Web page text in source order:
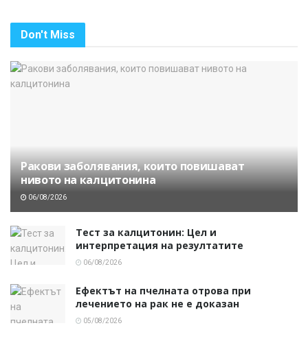
Don't Miss
Ракови заболявания, които повишават
нивото на калцитонина
06/08/2026
Тест за калцитонин: Цел и
интерпретация на резултатите
06/08/2026
Ефектът на пчелната отрова при
лечението на рак не е доказан
05/08/2026